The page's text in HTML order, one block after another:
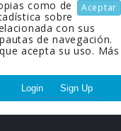
Aceptar
como de
sobre
con sus
de navegación.
acepta su uso. Más
Login Sign Up